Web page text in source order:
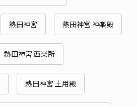
熱田神宮 熱田神宮 神楽殿
熱田神宮 西楽所
熱田神宮 土用殿